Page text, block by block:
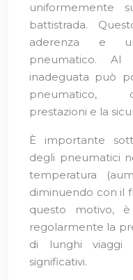
uniformemente
battistrada.
aderenza e
pneumatico. Al
inadeguata può
pneumatico,
prestazioni e la
È importante
degli pneumatici
temperatura
diminuendo con il
questo motivo,
regolarmente la
di lunghi viaggi
significativi.